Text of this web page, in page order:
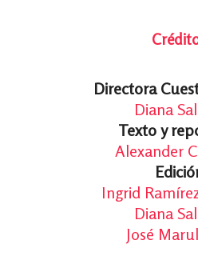
Directora
Diana
Texto y
Alexander
Ingrid
Diana
José